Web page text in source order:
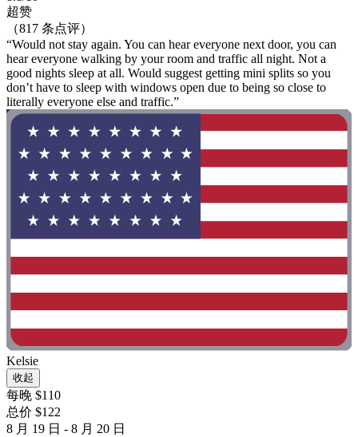
超赞
（817 条点评）
“Would not stay again. You can hear everyone next door, you can
hear everyone walking by your room and traffic all night. Not a
good nights sleep at all. Would suggest getting mini splits so you
don’t have to sleep with windows open due to being so close to
literally everyone else and traffic.”
Kelsie
收起
每晚 $110
总价 $122
8 月 19 日 - 8 月 20 日